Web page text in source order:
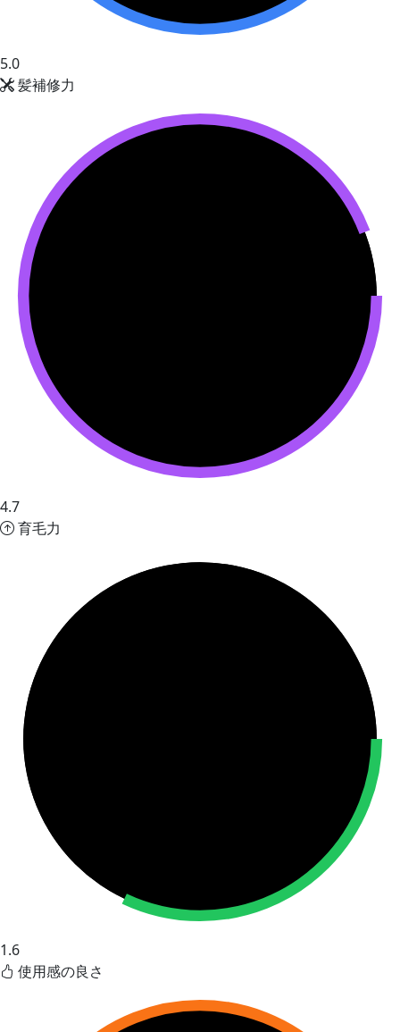
5.0
髪補修力
4.7
育毛力
1.6
使用感の良さ